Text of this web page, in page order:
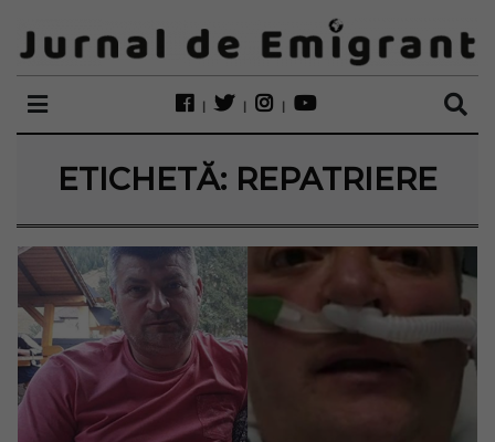
ETICHETĂ: REPATRIERE